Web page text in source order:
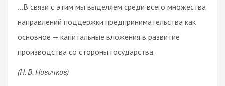
…В связи с этим мы выделяем среди всего множества
направлений поддержки предпринимательства как
основное — капитальные вложения в развитие
производства со стороны государства.
(Н. В. Новичков)